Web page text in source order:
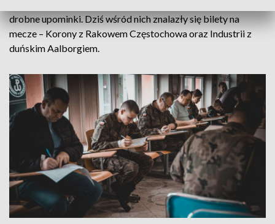
drobne upominki. Dziś wśród nich znalazły się bilety na
mecze – Korony z Rakowem Częstochowa oraz Industrii z
duńskim Aalborgiem.